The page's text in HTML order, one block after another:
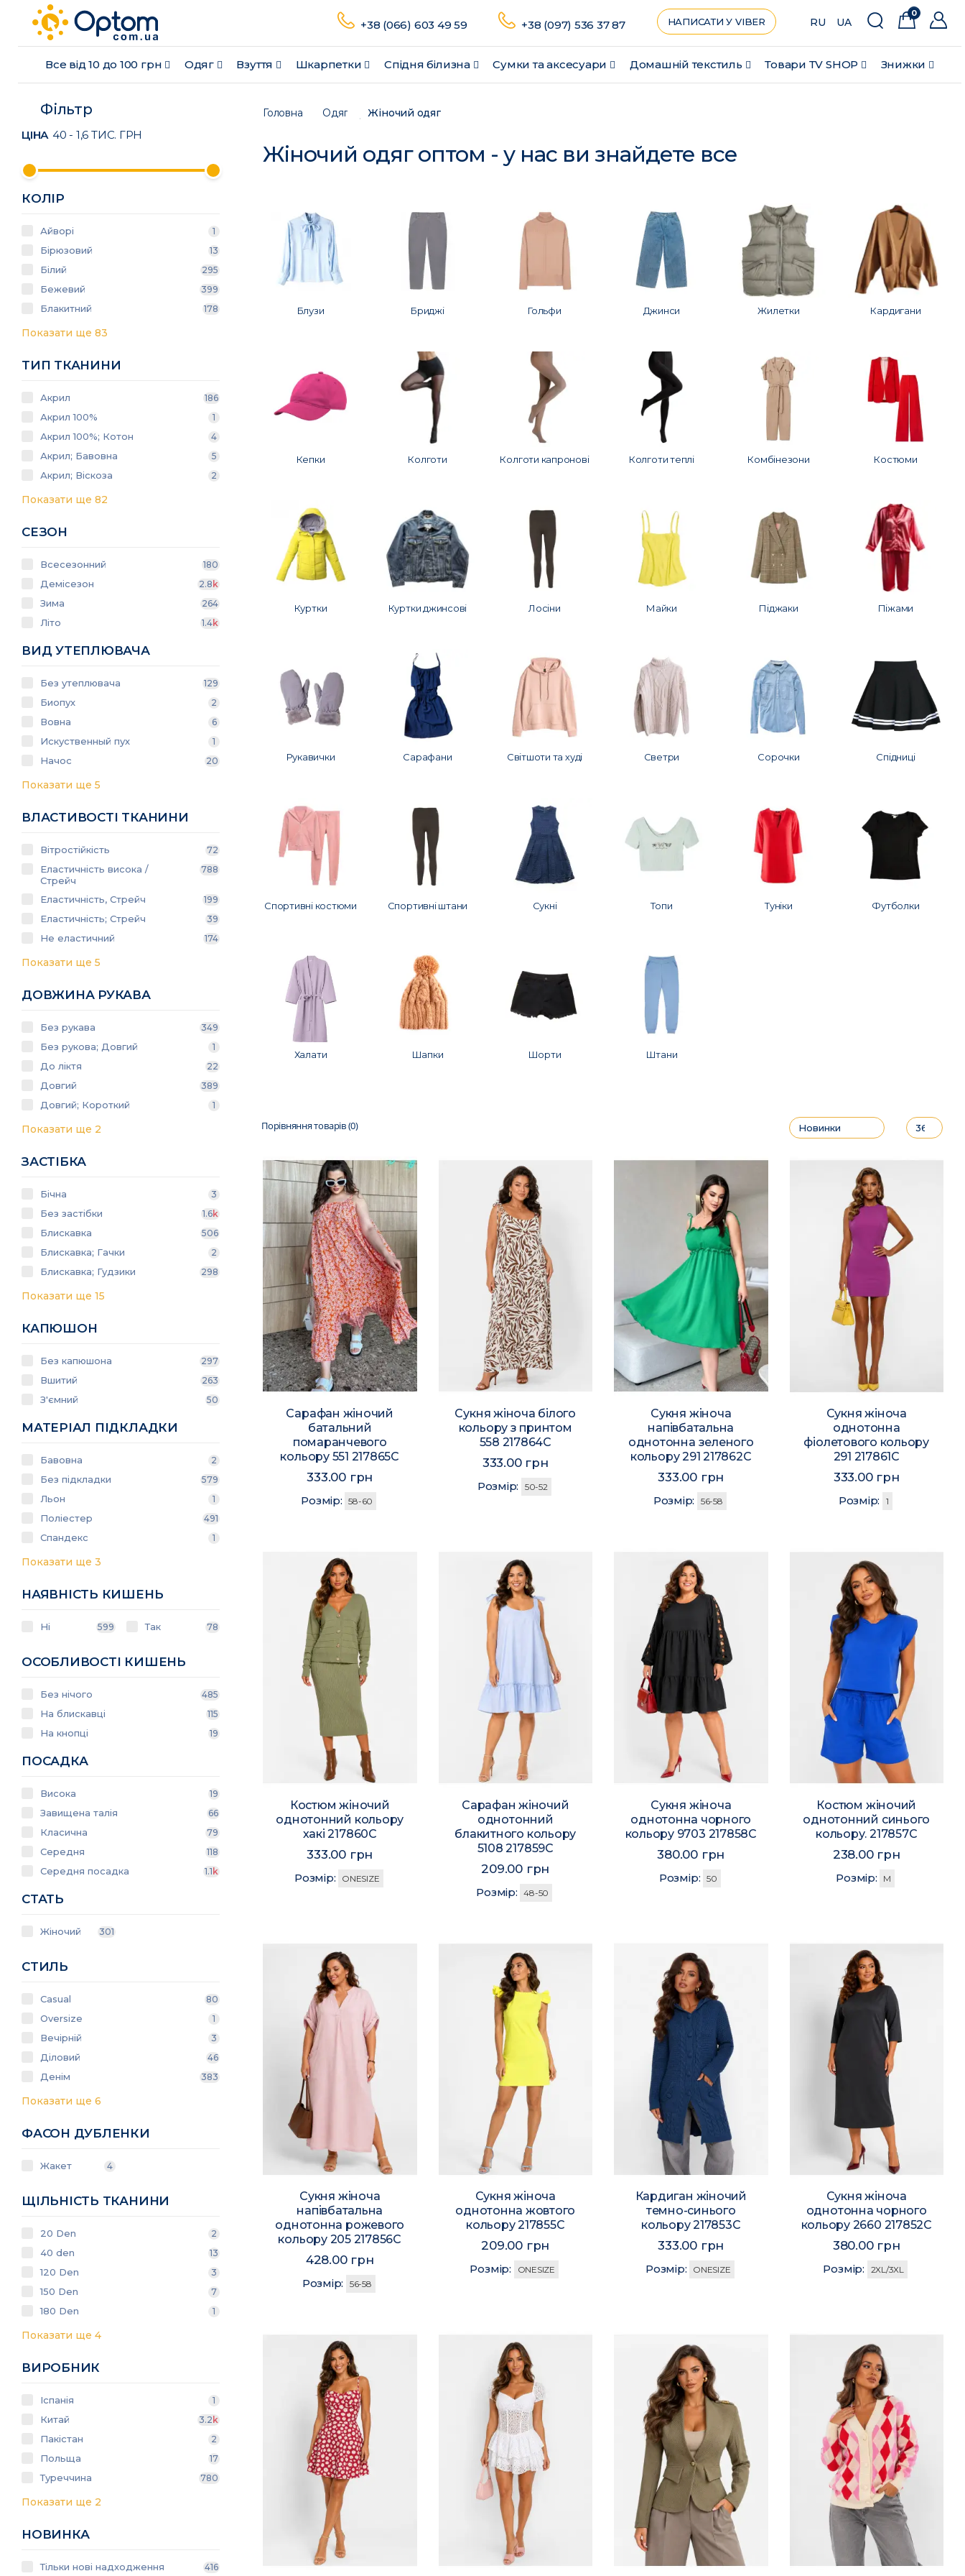
Все від 10 до 100 грн Одяг Взуття Шкарпетки Спідня білизна Сумки та аксесуари Домашній текстиль Товари ТV SHOP Знижки
+38 (066) 603 49 59 +38 (097) 536 37 87 НАПИСАТИ У VIBER RU UA
0
Фільтр
40 - 1,6 ТИС. ГРН
ЦІНА
КОЛІР
Айворі 1
Бiрюзовий 13
Білий 295
Бежевий 399
Блакитний 178
Показати ще 83
ТИП ТКАНИНИ
Акрил 186
Акрил 100% 1
Акрил 100%; Котон 4
Акрил; Бавовна 5
Акрил; Віскоза 2
Показати ще 82
СЕЗОН
Всесезонний 180
Демісезон 2.8 k
Зима 264
Літо 1.4k
ВИД УТЕПЛЮВАЧА
Без утеплювача 129
Биопух 2
Вовна 6
Искуственный пух 1
Начос 20
Показати ще 5
ВЛАСТИВОСТІ ТКАНИНИ
Вітростійкість 72
Еластичність висока /
Стрейч
788
Еластичність, Стрейч 199
Еластичність; Стрейч 39
Не еластичний 174
Показати ще 5
ДОВЖИНА РУКАВА
Без рукава 349
Без рукова; Довгий 1
До ліктя 22
Довгий 389
Довгий; Короткий 1
Показати ще 2
ЗАСТІБКА
Бічна 3
Без застібки 1.6k
Блискавка 506
Блискавка; Гачки 2
Блискавка; Гудзики 298
Показати ще 15
КАПЮШОН
Без капюшона 297
Вшитий 263
З'ємний 50
МАТЕРІАЛ ПІДКЛАДКИ
Бавовна 2
Без підкладки 579
Льон 1
Поліестер 491
Спандекс 1
Показати ще 3
НАЯВНІСТЬ КИШЕНЬ
Ні 599 Так 78
ОСОБЛИВОСТІ КИШЕНЬ
Без нічого 485
На блискавці 115
На кнопці 19
ПОСАДКА
Висока 19
Завищена талія 66
Класична 79
Середня 118
Середня посадка 1.1 k
СТАТЬ
Жіночий 301
СТИЛЬ
Casual 80
Oversize 1
Вечірній 3
Діловий 46
Денім 383
Показати ще 6
ФАСОН ДУБЛЕНКИ
Жакет 4
ЩІЛЬНІСТЬ ТКАНИНИ
20 Den 2
40 den 13
120 Den 3
150 Den 7
180 Den 1
Показати ще 4
ВИРОБНИК
Іспанія 1
Китай 3.2 k
Пакістан 2
Польща 17
Туреччина 780
Показати ще 2
НОВИНКА
Тільки нові надходження 416
Головна Одяг Жіночий одяг
Жіночий одяг оптом - у нас ви знайдете все
Блузи Бриджі Гольфи Джинси Жилетки Кардигани
Кепки Колготи Колготи капроновi Колготи теплі Комбінезони Костюми
Куртки Куртки джинсові Лосіни Майки Піджаки Піжами
Рукавички Сарафани Світшоти та худі Светри Сорочки Спідниці
Спортивні костюми Спортивні штани Сукні Топи Туніки Футболки
Халати Шапки Шорти Штани
Порівняння товарів (0)
Сарафан жіночий
батальний
помаранчевого
кольору 551 217865C
333.00 грн
Розмір: 58-60
Сукня жіноча білого
кольору з принтом
558 217864C
333.00 грн
Розмір: 50-52
Сукня жіноча
напівбатальна
однотонна зеленого
кольору 291 217862C
333.00 грн
Розмір: 56-58
Сукня жіноча
однотонна
фіолетового кольору
291 217861C
333.00 грн
Розмір: 1
Костюм жіночий
однотонний кольору
хакі 217860C
333.00 грн
Розмір: ONESIZE
Сарафан жіночий
однотонний
блакитного кольору
5108 217859C
209.00 грн
Розмір: 48-50
Сукня жіноча
однотонна чорного
кольору 9703 217858C
380.00 грн
Розмір: 50
Костюм жіночий
однотонний синього
кольору. 217857C
238.00 грн
Розмір: M
Сукня жіноча
напівбатальна
однотонна рожевого
кольору 205 217856C
428.00 грн
Розмір: 56-58
Сукня жіноча
однотонна жовтого
кольору 217855C
209.00 грн
Розмір: ONESIZE
Кардиган жіночий
темно-синього
кольору 217853C
333.00 грн
Розмір: ONESIZE
Сукня жіноча
однотонна чорного
кольору 2660 217852C
380.00 грн
Розмір: 2XL/3XL